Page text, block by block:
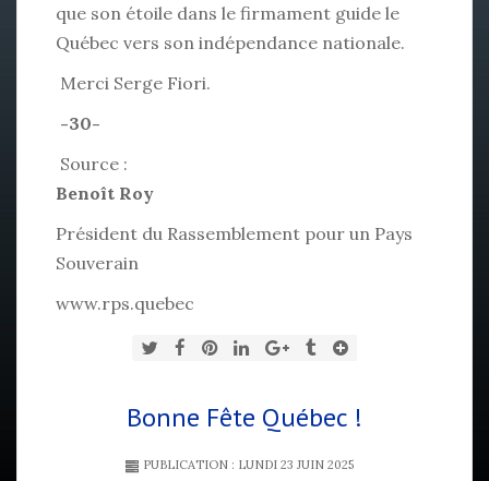
que son étoile dans le firmament guide le
Québec vers son indépendance nationale.
Merci Serge Fiori.
-30-
Source :
Benoît Roy
Président du Rassemblement pour un Pays
Souverain
www.rps.quebec
Bonne Fête Québec !
PUBLICATION : LUNDI 23 JUIN 2025